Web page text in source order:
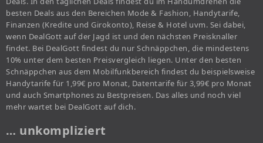
besten Deals aus den Bereichen Mode & Fashion, Handytarife,
Finanzen (Kredite und Girokonto), Reise & Hotel uvm. Sei dabei,
wenn DealGott auf der Jagd ist und den nächsten Preisknaller
findet. Bei DealGott findest du nur Schnäppchen, die mindestens
10% unter dem besten Preisvergleich liegen. Unter den besten
Schnäppchen aus dem Mobilfunkbereich findest du beispielsweise
Handytarife für 1,99€ pro Monat, Datentarife für 3,99€ pro Monat
und auch Smartphones zu Bestpreisen. Das alles und noch viel
mehr wartet bei DealGott auf dich.
… unkompliziert